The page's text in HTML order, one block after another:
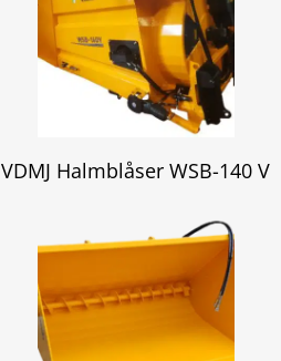
VDMJ Halmblåser WSB-140 V